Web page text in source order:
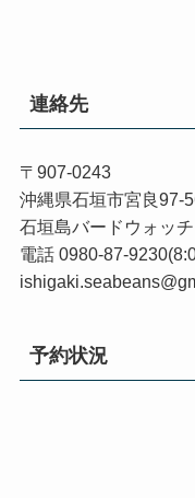
連絡先
〒907-0243
沖縄県石垣市宮良97-
石垣島バードウォッ
電話 0980-87-
予約状況